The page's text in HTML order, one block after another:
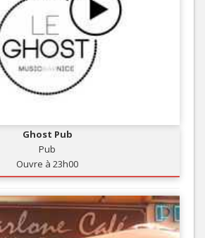
Ghost Pub
Pub
Ouvre à 23h00